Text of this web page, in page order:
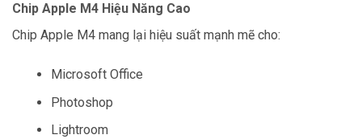
Chip Apple M4 Hiệu Năng Cao
Chip Apple M4 mang lại hiệu suất mạnh mẽ cho:
Microsoft Office
Photoshop
Lightroom